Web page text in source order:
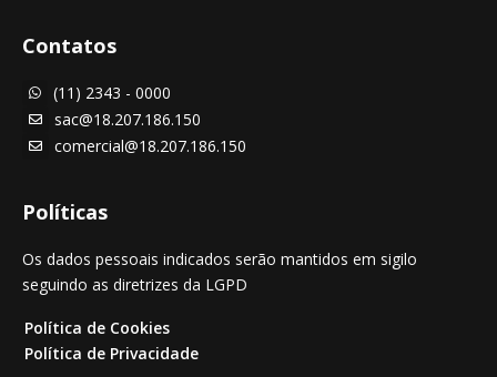
Contatos
 (11) 2343 - 0000
 sac@18.207.186.150
 comercial@18.207.186.150
Políticas
Os dados pessoais indicados serão mantidos em sigilo
seguindo as diretrizes da LGPD
Política de Cookies
Política de Privacidade